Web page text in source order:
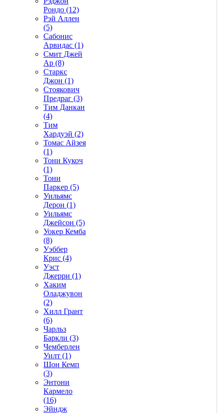
Рондо (12)
Рэй Аллен
(5)
Сабонис
Арвидас (1)
Смит Джей
Ар (8)
Старкс
Джон (1)
Стоякович
Предраг (3)
Тим Данкан
(4)
Тим
Хардуэй (2)
Томас Айзея
(1)
Тони Кукоч
(1)
Тони
Паркер (5)
Уильямс
Дерон (1)
Уильямс
Джейсон (5)
Уокер Кемба
(8)
Уэббер
Крис (4)
Уэст
Джерри (1)
Хаким
Оладжувон
(2)
Хилл Грант
(6)
Чарльз
Баркли (3)
Чемберлен
Уилт (1)
Шон Кемп
(3)
Энтони
Кармело
(16)
Эйндж